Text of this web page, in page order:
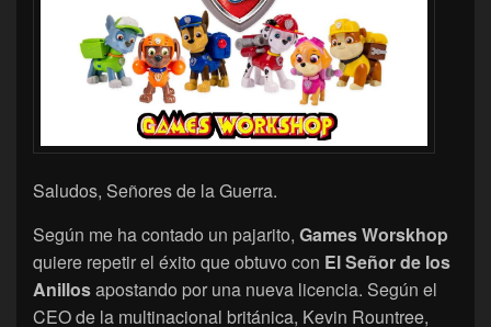
Saludos, Señores de la Guerra.
Según me ha contado un pajarito, Games Worskhop
quiere repetir el éxito que obtuvo con El Señor de los
Anillosapostando por una nueva licencia. Según el
CEO de la multinacional británica, Kevin Rountree,